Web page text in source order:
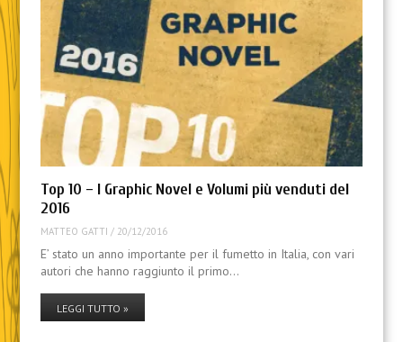
Top 10 – I Graphic Novel e Volumi più venduti del
2016
MATTEO GATTI / 20/12/2016
E’ stato un anno importante per il fumetto in Italia, con vari
autori che hanno raggiunto il primo…
LEGGI TUTTO »